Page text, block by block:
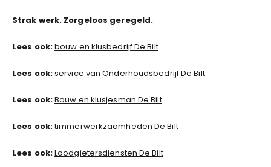
Strak werk. Zorgeloos geregeld.
Lees ook:bouw en klusbedrijf De Bilt
Lees ook:service van Onderhoudsbedrijf De Bilt
Lees ook:Bouw en klusjesman De Bilt
Lees ook:timmerwerkzaamheden De Bilt
Lees ook:Loodgietersdiensten De Bilt